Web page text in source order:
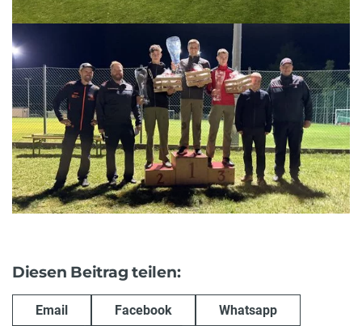
Diesen Beitrag teilen:
Email Facebook Whatsapp